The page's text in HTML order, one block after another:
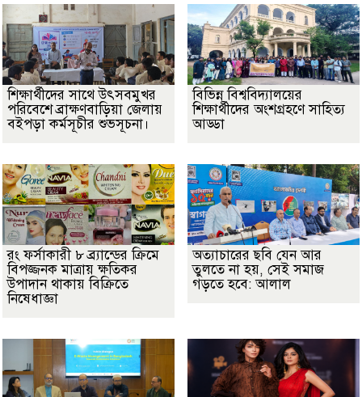
শিক্ষার্থীদের সাথে উৎসবমুখর
পরিবেশে ব্রাক্ষণবাড়িয়া জেলায়
বইপড়া কর্মসূচীর শুভসূচনা।
বিভিন্ন বিশ্ববিদ্যালয়ের
শিক্ষার্থীদের অংশগ্রহণে সাহিত্য
আড্ডা
রং ফর্সাকারী ৮ ব্র্যান্ডের ক্রিমে
বিপজ্জনক মাত্রায় ক্ষতিকর
উপাদান থাকায় বিক্রিতে
নিষেধাজ্ঞা
অত্যাচারের ছবি যেন আর
তুলতে না হয়, সেই সমাজ
গড়তে হবে: আলাল